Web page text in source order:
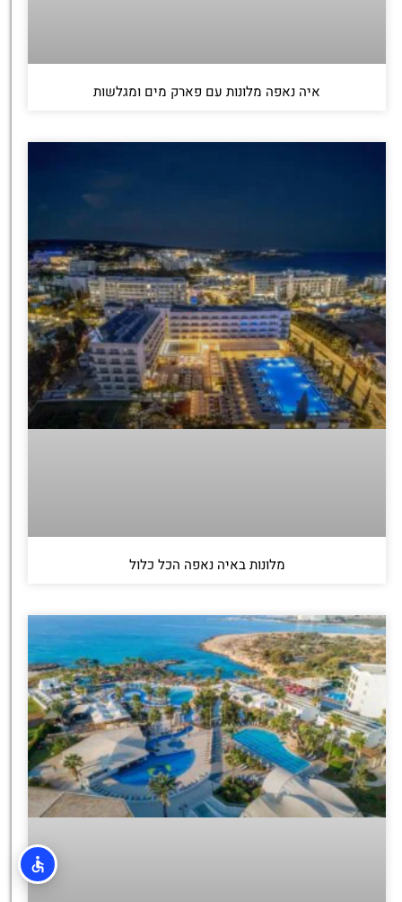
איה נאפה מלונות עם פארק מים ומגלשות
מלונות באיה נאפה הכל כלול